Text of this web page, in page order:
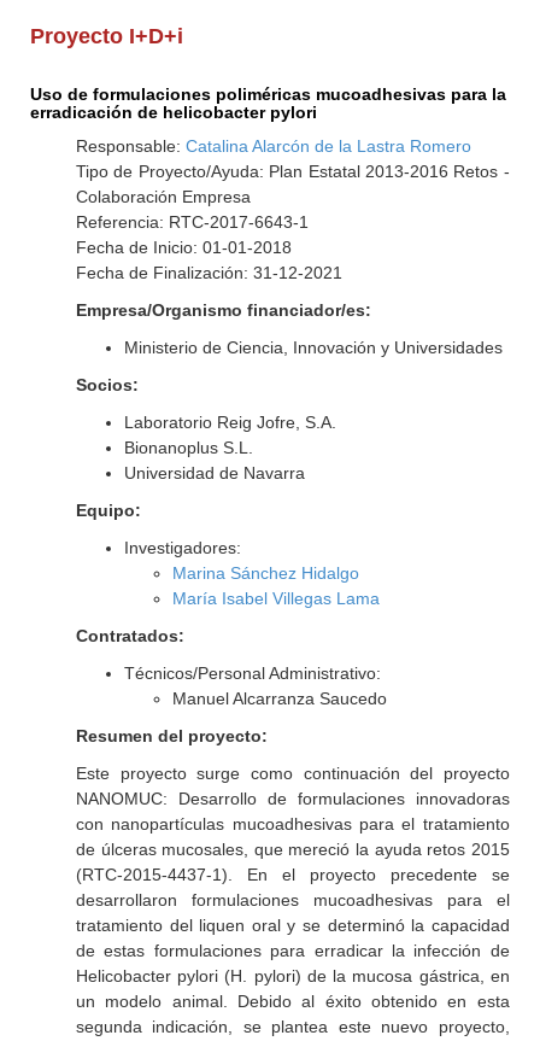
Proyecto I+D+i
Uso de formulaciones poliméricas mucoadhesivas para la
erradicación de helicobacter pylori
Responsable: Catalina Alarcón de la Lastra Romero
Tipo de Proyecto/Ayuda: Plan Estatal 2013-2016 Retos -
Colaboración Empresa
Referencia: RTC-2017-6643-1
Fecha de Inicio: 01-01-2018
Fecha de Finalización: 31-12-2021
Empresa/Organismo financiador/es:
Ministerio de Ciencia, Innovación y Universidades
Socios:
Laboratorio Reig Jofre, S.A.
Bionanoplus S.L.
Universidad de Navarra
Equipo:
Investigadores:
Marina Sánchez Hidalgo
María Isabel Villegas Lama
Contratados:
Técnicos/Personal Administrativo:
Manuel Alcarranza Saucedo
Resumen del proyecto:
Este proyecto surge como continuación del proyecto
NANOMUC: Desarrollo de formulaciones innovadoras
con nanopartículas mucoadhesivas para el tratamiento
de úlceras mucosales, que mereció la ayuda retos 2015
(RTC-2015-4437-1). En el proyecto precedente se
desarrollaron formulaciones mucoadhesivas para el
tratamiento del liquen oral y se determinó la capacidad
de estas formulaciones para erradicar la infección de
Helicobacter pylori (H. pylori) de la mucosa gástrica, en
un modelo animal. Debido al éxito obtenido en esta
segunda indicación, se plantea este nuevo proyecto,